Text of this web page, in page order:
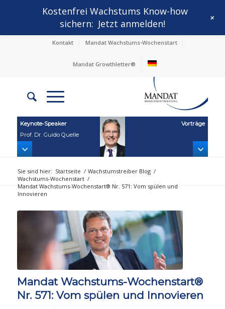
Kontakt Mandat Wachstums-Wochenstart
Mandat Growthletter®
Keynote‑Speaker
Prof. Dr. Guido Quelle
Vorträge
Sie sind hier: Startseite / Wachstumstreiber Blog /
Wachstums-Wochenstart /
Mandat Wachstums-Wochenstart® Nr. 571: Vom spülen und
Innovieren
Mandat Wachstums-Wochenstart®
Nr. 571: Vom spülen und Innovieren
Kostenfrei Wachstums Know-how
sichern: Jetzt anmelden! +